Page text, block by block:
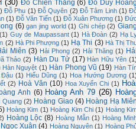
(30) Đỗ Chiến Thắng (6) Đỗ Duy
Đỗ Phu (1) Đỗ Quyên (2) Đỗ Tâm Linh (1)
(1) Đỗ Văn Tiến (1) Đỗ Xuân Phương (1)
(6) gan jing world (1) Ghi chép (2)
(1) Guy de Maupassant (1) Hà Đoàn (2) Hạ
(2) Hà Phi Phượng (1) Hạ Thi (3) Hà Thị
Miên (3) Hải Phong (2) Hải Thăng (1)
Thảo (2) Hàn Du Tử (17) Hàn Hữu Yên
Hàn Nguyệt (1) Hàn Phong Vũ (19) Hàn
Đậu (1) Hiếu Dũng (1) Hoa Hướng Dương
(2) Hoà Văn (10) Hoa Xuyến Chi (1)
Anh (6) Hoàng Anh 79 (26)
Quang (2) Hoàng Giao (4) Hoàng Hạ
Hoàng Kim (1) Hoàng Kim Chi (1) Hoàng
Hoàng Lộc (8) Hoàng Mẫn (1) Hoàng
Xuân (4) Hoàng Nguyên (1) Hoàng